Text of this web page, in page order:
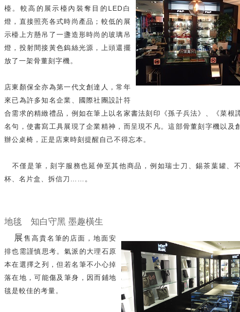
檯。較高的展示檯內裝奪目的LED白
燈，直接照亮各式時尚產品；較低的展
示檯上方懸吊了一盞造形時尚的玻璃吊
燈，投射間接黃色鎢絲光源，上頭還擺
放了一架骨董刻字機。
店東顏保全亦為第一代文創達人，常年
來已為許多知名企業、國際社團設計符
合需求的精緻禮品，例如在筆上以名家書法刻印《孫子兵法》、《菜根
名句，使書寫工具展現了企業精神，而呈現不凡。這部骨董刻字機以及
辦公桌椅，正是店東時刻提醒自己不得忘本。
不僅是筆，刻字服務也延伸至其他商品，例如瑞士刀、錫茶葉罐、
杯、名片盒、拆信刀……。
地毯 知白守黑 墨趣橫生
展售高貴名筆的店面，地面安
排也需謹慎思考。氣派的大理石原
本在選擇之列，但若名筆不小心掉
落在地，可能傷及筆身，因而鋪地
毯是較佳的考量。